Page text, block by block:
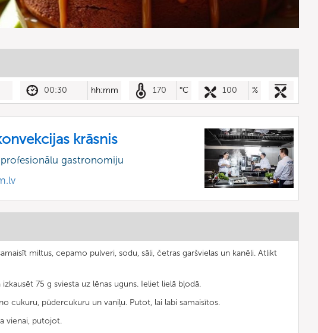
00:30 hh:mm 170 °C 100 %
krāsnis
gastronomiju
miltus, cepamo pulveri, sodu, sāli, četras garšvielas un kanēli. Atlikt
izkausēt 75 g sviesta uz lēnas uguns. Ieliet lielā bļodā.
cukuru, pūdercukuru un vaniļu. Putot, lai labi samaisītos.
vienai, putojot.